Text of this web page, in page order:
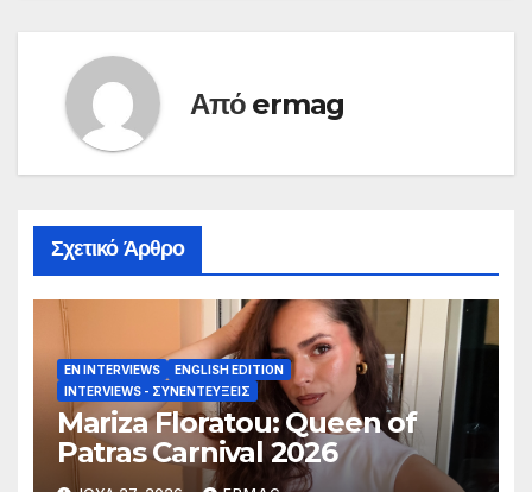
Από ermag
Σχετικό Άρθρο
EN INTERVIEWS
ENGLISH EDITION
INTERVIEWS - ΣΥΝΕΝΤΕΎΞΕΙΣ
Mariza Floratou: Queen of
Patras Carnival 2026